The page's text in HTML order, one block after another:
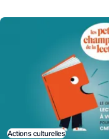
Actions culturelles